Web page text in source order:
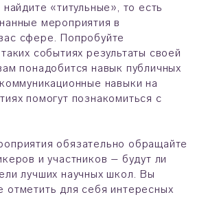
«титульные», то есть
мероприятия в
сфере. Попробуйте
событиях результаты своей
понадобится навык публичных
навыки на
помогут познакомиться с
обязательно обращайте
и участников – будут ли
лучших научных школ. Вы
отметить для себя интересных